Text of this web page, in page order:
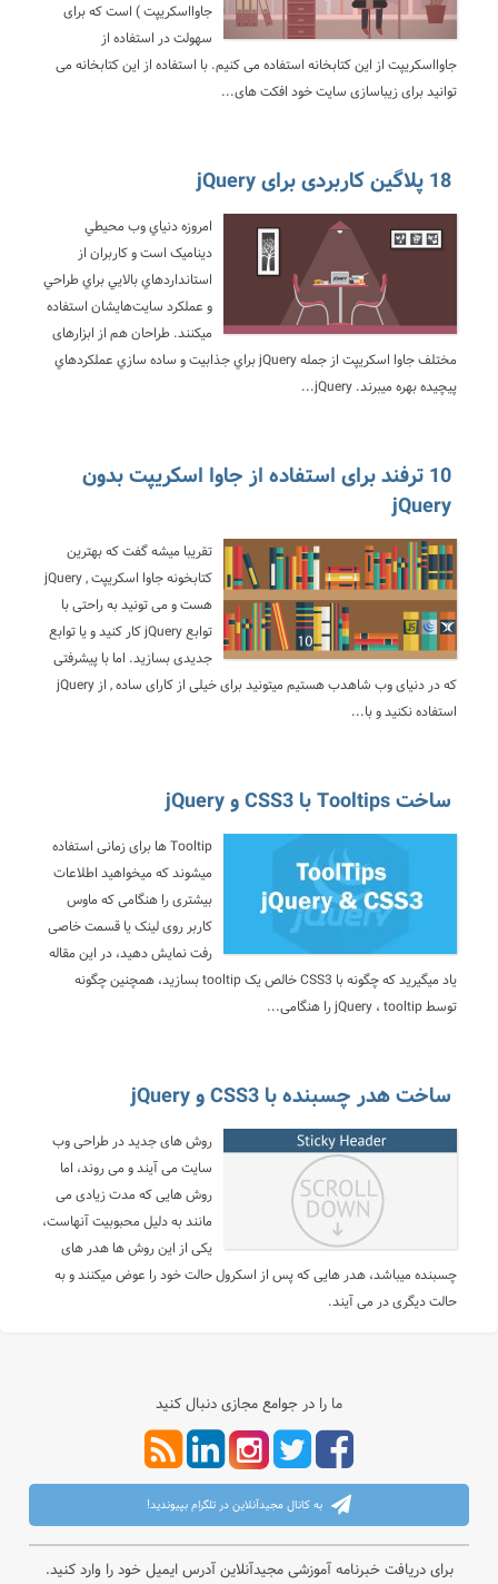
جاوااسکریپت ) است که برای
سهولت در استفاده از
جاوااسکریپت از این کتابخانه استفاده می کنیم. با استفاده از این کتابخانه می
توانید برای زیباسازی سایت خود افکت های...
18 پلاگین کاربردی برای jQuery
امروزه دنياي وب محيطي
ديناميک است و کاربران از
استانداردهاي بالايي براي طراحي
و عملکرد سايت‌هايشان استفاده
ميکنند. طراحان هم از ابزارهای
مختلف جاوا اسکريپت از جمله jQuery براي جذابيت و ساده سازي عملکردهاي
پيچيده بهره ميبرند. jQuery...
10 ترفند برای استفاده از جاوا اسکریپت بدون
jQuery
تقریبا میشه گفت که بهترین
کتابخونه جاوا اسکریپت , jQuery
هست و می تونید به راحتی با
توابع jQuery کار کنید و یا توابع
جدیدی بسازید. اما با پیشرفتی
که در دنیای وب شاهدب هستیم میتونید برای خیلی از کارای ساده , از jQuery
استفاده نکنید و با...
ساخت Tooltips با CSS3 و jQuery
Tooltip ها برای زمانی استفاده
میشوند که میخواهید اطلاعات
بیشتری را هنگامی که ماوس
کاربر روی لینک یا قسمت خاصی
رفت نمایش دهید، در این مقاله
یاد میگیرید که چگونه با CSS3 خالص یک tooltip بسازید، همچنین چگونه
توسط jQuery ، tooltip را هنگامی...
ساخت هدر چسبنده با CSS3 و jQuery
روش های جدید در طراحی وب
سایت می آیند و می روند، اما
روش هایی که مدت زیادی می
مانند به دلیل محبوبیت آنهاست،
یکی از این روش ها هدر های
چسبنده میباشد، هدر هایی که پس از اسکرول حالت خود را عوض میکنند و به
حالت دیگری در می آیند.
ما را در جوامع مجازی دنبال کنید
به کانال مجیدآنلاین در تلگرام بپیوندید!
برای دریافت خبرنامه آموزشی مجیدآنلاین آدرس ایمیل خود را وارد کنید.